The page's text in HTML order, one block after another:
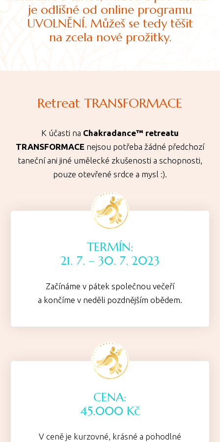
je odlišné od online programu
UVOLNĚNÍ. Můžeš se tedy těšit
na zcela nové prožitky.
Retreat TRANSFORMACE
K účasti na Chakradance™ retreatu
TRANSFORMACE nejsou potřeba žádné předchozí
taneční ani jiné umělecké zkušenosti a schopnosti,
pouze otevřené srdce a mysl :).
TERMÍN:
21. 7. – 30. 7. 2023
Začínáme v pátek společnou večeří
a končíme v neděli pozdnějším obědem.
CENA:
45.000 Kč
V ceně je kurzovné, krásné a pohodlné